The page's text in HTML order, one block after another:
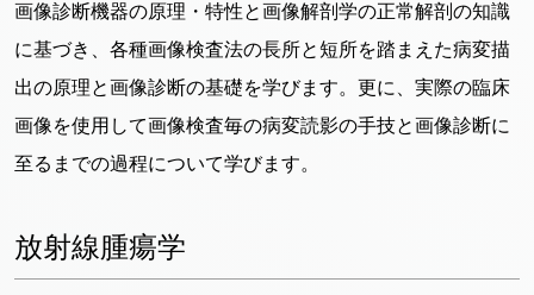
画像診断機器の原理・特性と画像解剖学の正常解剖の知識
に基づき、各種画像検査法の長所と短所を踏まえた病変描
出の原理と画像診断の基礎を学びます。更に、実際の臨床
画像を使用して画像検査毎の病変読影の手技と画像診断に
至るまでの過程について学びます。
放射線腫瘍学